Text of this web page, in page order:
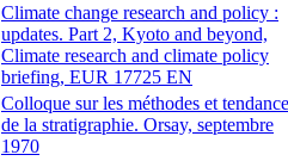
Climate change research and policy :
updates. Part 2, Kyoto and beyond,
Climate research and climate policy
briefing, EUR 17725 EN
Colloque sur les méthodes et
de la stratigraphie. Orsay, septembre
1970